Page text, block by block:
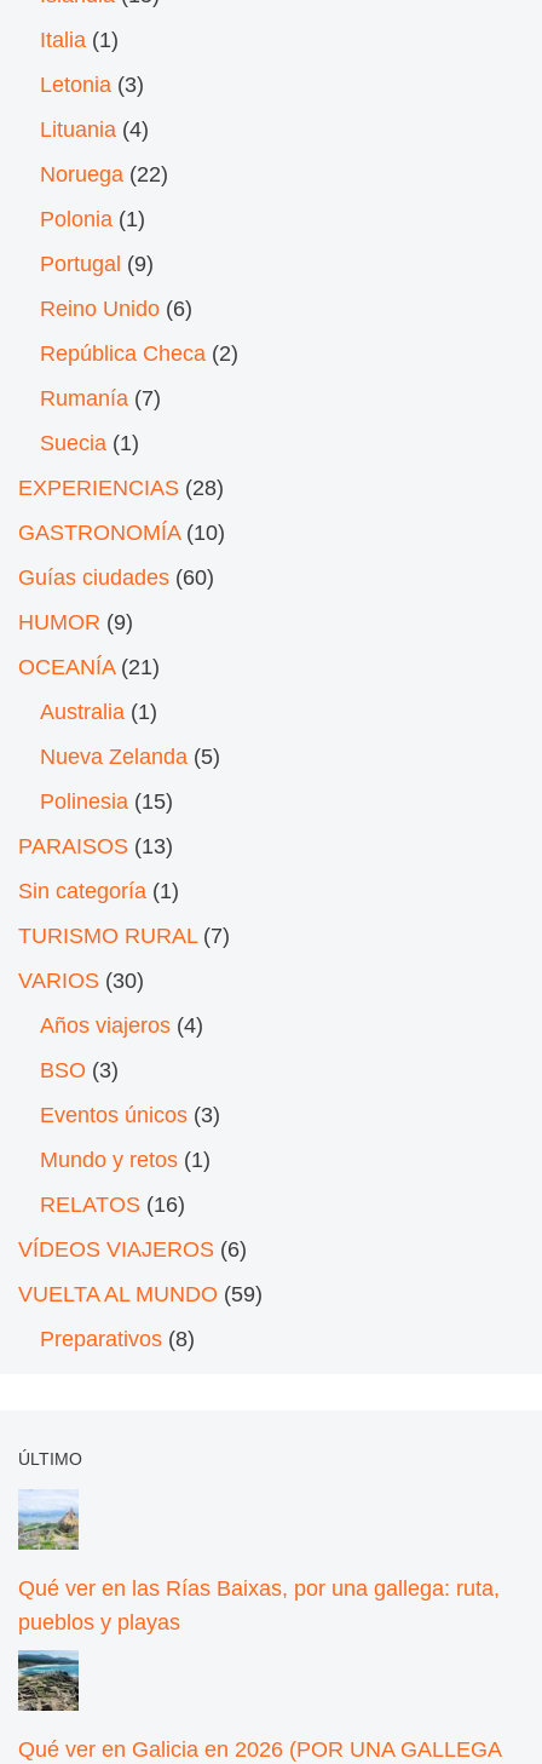
Italia (1)
Letonia (3)
Lituania (4)
Noruega (22)
Polonia (1)
Portugal (9)
Reino Unido (6)
República Checa (2)
Rumanía (7)
Suecia (1)
EXPERIENCIAS (28)
GASTRONOMÍA(10)
Guías ciudades (60)
HUMOR (9)
OCEANÍA(21)
Australia (1)
Nueva Zelanda (5)
Polinesia (15)
PARAISOS (13)
Sin categoría (1)
TURISMO RURAL(7)
VARIOS (30)
Años viajeros (4)
BSO (3)
Eventos únicos (3)
Mundo y retos (1)
RELATOS (16)
VÍDEOS VIAJEROS (6)
VUELTA AL MUNDO (59)
Preparativos (8)
ÚLTIMO
Qué ver en las Rías Baixas, por una gallega: ruta,
pueblos y playas
Qué ver en Galicia en 2026 (POR UNA GALLEGA